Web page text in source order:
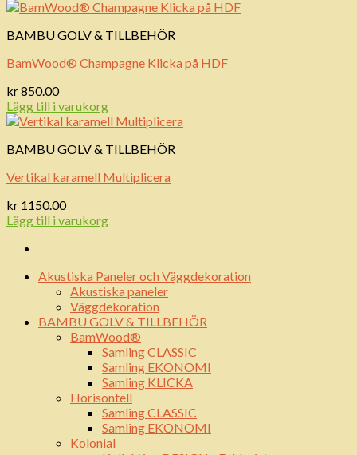
BAMBU GOLV & TILLBEHÖR
BamWood® Champagne Klicka på HDF
kr850.00
Lägg till i varukorg
BAMBU GOLV & TILLBEHÖR
Vertikal karamell Multiplicera
kr 1150.00
Lägg till i varukorg
Akustiska Paneler och Väggdekoration
Akustiska paneler
Väggdekoration
BAMBU GOLV & TILLBEHÖR
BamWood®
Samling CLASSIC
Samling EKONOMI
Samling KLICKA
Horisontell
Samling CLASSIC
Samling EKONOMI
Kolonial